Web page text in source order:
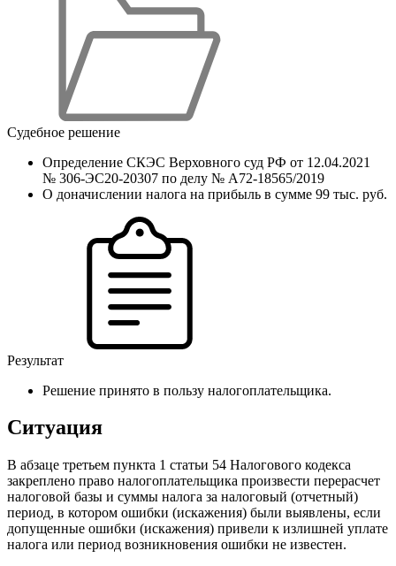
Судебное решение
Определение СКЭС Верховного суд РФ от 12.04.2021
№ 306-ЭС20-20307 по делу № А72-18565/2019
О доначислении налога на прибыль в сумме 99 тыс. руб.
Результат
Решение принято в пользу налогоплательщика.
Ситуация
В абзаце третьем пункта 1 статьи 54 Налогового кодекса
закреплено право налогоплательщика произвести перерасчет
налоговой базы и суммы налога за налоговый (отчетный)
период, в котором ошибки (искажения) были выявлены, если
допущенные ошибки (искажения) привели к излишней уплате
налога или период возникновения ошибки не известен.